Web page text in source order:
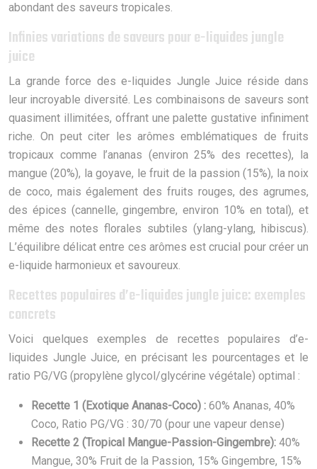
abondant des saveurs tropicales.
Infinies variations de saveurs pour e-liquides jungle
juice
La grande force des e-liquides Jungle Juice réside dans
leur incroyable diversité. Les combinaisons de saveurs sont
quasiment illimitées, offrant une palette gustative infiniment
riche. On peut citer les arômes emblématiques de fruits
tropicaux comme l’ananas (environ 25% des recettes), la
mangue (20%), la goyave, le fruit de la passion (15%), la noix
de coco, mais également des fruits rouges, des agrumes,
des épices (cannelle, gingembre, environ 10% en total), et
même des notes florales subtiles (ylang-ylang, hibiscus).
L’équilibre délicat entre ces arômes est crucial pour créer un
e-liquide harmonieux et savoureux.
Recettes populaires d’e-liquides jungle juice: exemples
concrets
Voici quelques exemples de recettes populaires d’e-
liquides Jungle Juice, en précisant les pourcentages et le
ratio PG/VG (propylène glycol/glycérine végétale) optimal :
Recette 1 (Exotique Ananas-Coco) : 60% Ananas, 40%
Coco, Ratio PG/VG : 30/70 (pour une vapeur dense)
Recette 2 (Tropical Mangue-Passion-Gingembre): 40%
Mangue, 30% Fruit de la Passion, 15% Gingembre, 15%